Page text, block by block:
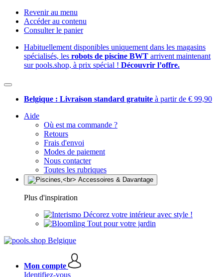
Revenir au menu
Accéder au contenu
Consulter le panier
Habituellement disponibles uniquement dans les magasins
spécialisés, les robots de piscine BWT arrivent maintenant
sur pools.shop, à prix spécial ! Découvrir l’offre.
Belgique : Livraison standard gratuite à partir de € 99,90
Aide
Où est ma commande ?
Retours
Frais d'envoi
Modes de paiement
Nous contacter
Toutes les rubriques
Plus d'inspiration
Décorez votre intérieur avec style !
Tout pour votre jardin
Mon compte
Identifiez-vous